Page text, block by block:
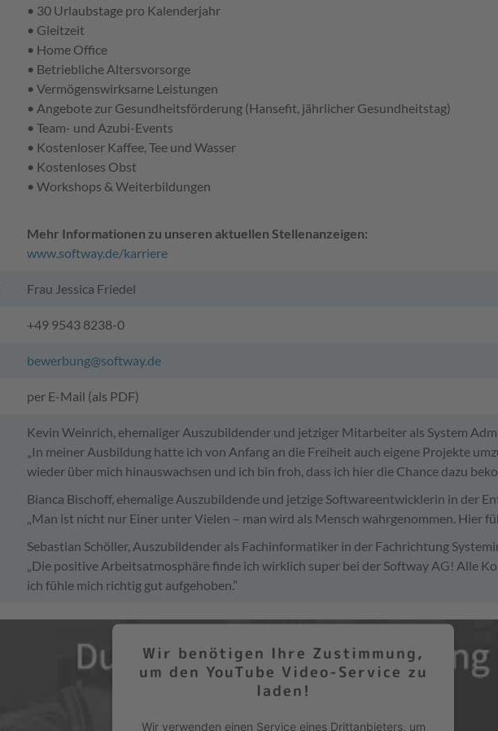
• 30 Urlaubstage pro Kalenderjahr
• Gleitzeit
• Home Office
• Betriebliche Altersvorsorge
• Vermögenswirksame Leistungen
• Angebote zur Gesundheitsförderung (Hansefit, jährlicher Gesundheitstag)
• Team- und Azubi-Events
• Kostenloser Kaffee, Tee und Wasser
• Kostenloses Obst
• Workshops & Weiterbildungen
Mehr Informationen zu unseren aktuellen Stellenanzeigen:
www.softway.de/karriere
Frau Jessica Friedel
+49 9543 8238-0
bewerbung@softway.de
per E-Mail (als PDF)
Kevin Weinrich, ehemaliger Auszubildender und jetziger Mitarbeiter als System
„In meiner Ausbildung hatte ich von Anfang an die Freiheit auch eigene Projekte
wieder über mich hinauswachsen und ich bin froh, dass ich hier die Chance dazu
Bianca Bischoff, ehemalige Auszubildende und jetzige Softwareentwicklerin in der
„Man ist nicht nur Einer unter Vielen – man wird als Mensch wahrgenommen. Hier
Sebastian Schöller, Auszubildender als Fachinformatiker in der Fachrichtung
„Die positive Arbeitsatmosphäre finde ich wirklich super bei der Softway AG! Alle
ich fühle mich richtig gut aufgehoben.”
Wir benötigen Ihre Zustimmung,
um den YouTube Video-Service zu
laden!
Wir verwenden einen Service eines Drittanbieters, um